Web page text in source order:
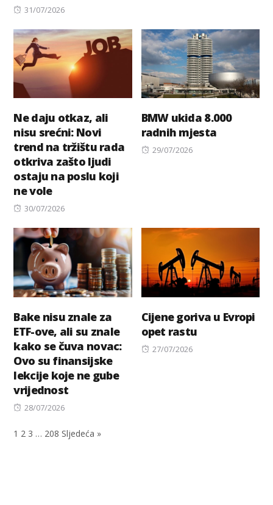
Posted
31/07/2026
Ne daju otkaz, ali
nisu srećni: Novi
trend na tržištu rada
otkriva zašto ljudi
ostaju na poslu koji
ne vole
Posted
30/07/2026
BMW ukida 8.000
radnih mjesta
Posted
29/07/2026
Bake nisu znale za
ETF-ove, ali su znale
kako se čuva novac:
Ovo su finansijske
lekcije koje ne gube
vrijednost
Posted
28/07/2026
Cijene goriva u Evropi
opet rastu
Posted
27/07/2026
1 2 3 … 208 Sljedeća »